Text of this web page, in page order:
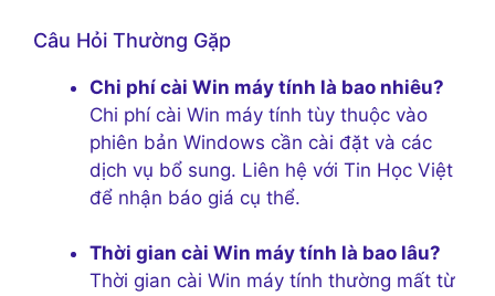
Câu Hỏi Thường Gặp
Chi phí cài Win máy tính là bao nhiêu?
Chi phí cài Win máy tính tùy thuộc vào
phiên bản Windows cần cài đặt và các
dịch vụ bổ sung. Liên hệ với Tin Học Việt
để nhận báo giá cụ thể.
Thời gian cài Win máy tính là bao lâu?
Thời gian cài Win máy tính thường mất từ